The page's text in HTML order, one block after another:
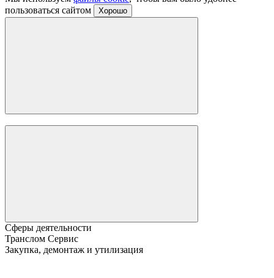
пользоваться сайтом
Хорошо
Сферы деятельности
Транслом Сервис
Закупка, демонтаж и утилизация